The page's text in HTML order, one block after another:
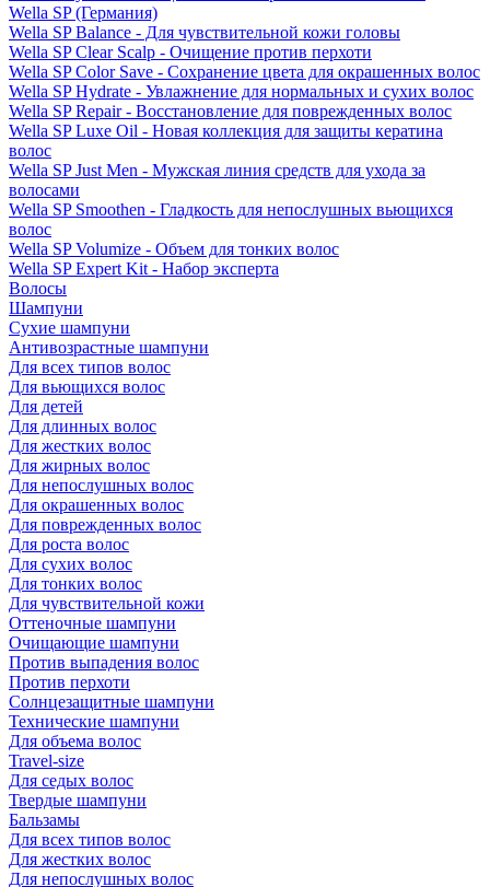
Wella SP (Германия)
Wella SP Balance - Для чувствительной кожи головы
Wella SP Clear Scalp - Очищение против перхоти
Wella SP Color Save - Сохранение цвета для окрашенных волос
Wella SP Hydrate - Увлажнение для нормальных и сухих волос
Wella SP Repair - Восстановление для поврежденных волос
Wella SP Luxe Oil - Новая коллекция для защиты кератина
волос
Wella SP Just Men - Мужская линия средств для ухода за
волосами
Wella SP Smoothen - Гладкость для непослушных вьющихся
волос
Wella SP Volumize - Объем для тонких волос
Wella SP Expert Kit - Набор эксперта
Волосы
Шампуни
Сухие шампуни
Антивозрастные шампуни
Для всех типов волос
Для вьющихся волос
Для детей
Для длинных волос
Для жестких волос
Для жирных волос
Для непослушных волос
Для окрашенных волос
Для поврежденных волос
Для роста волос
Для сухих волос
Для тонких волос
Для чувствительной кожи
Оттеночные шампуни
Очищающие шампуни
Против выпадения волос
Против перхоти
Солнцезащитные шампуни
Технические шампуни
Для объема волос
Travel-size
Для седых волос
Твердые шампуни
Бальзамы
Для всех типов волос
Для жестких волос
Для непослушных волос